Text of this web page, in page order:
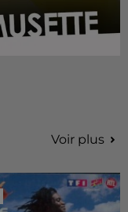
Voir plus